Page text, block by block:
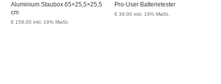
Aluminium Staubox 65×25,5×25,5
cm
€ 159,00 inkl. 19% MwSt.
Pro-User Batterietester
€ 39,00 inkl. 19% MwSt.